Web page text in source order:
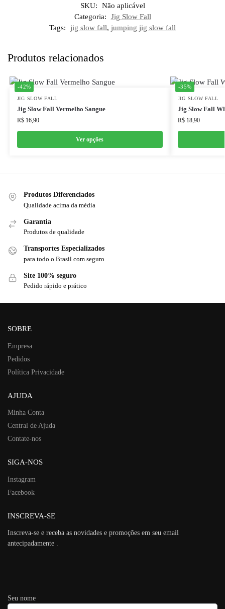
SKU:
Não aplicável
Categoria:
Jig Slow Fall
Tags:
jig slow fall, jumping jig slow fall
Produtos relacionados
-42%
JIG SLOW FALL
Jig Slow Fall Vermelho Sangue
R$16,90
Ver opções
-35%
JIG SLOW FALL
Jig Slow Fall
R$18,90
Produtos Diferenciados
Qualidade acima da média
Garantia
Produtos de qualidade
Transportes Especializados
para todo o Brasil com seguro
Site 100% seguro
Pedido rápido e prático
SOBRE
Empresa
Pedidos
Política Privacidade
AJUDA
Minha Conta
Central de Ajuda
Contate-nos
SIGA-NOS
Instagram
Facebook
INSCREVA-SE
Inscreva-se e receba as novidades e promoções em seu email
antecipadamente .
Seu nome